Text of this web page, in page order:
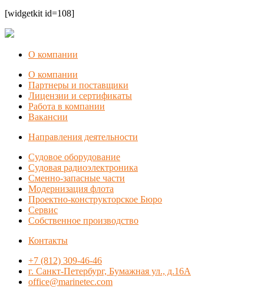
[widgetkit id=108]
О компании
О компании
Партнеры и поставщики
Лицензии и сертификаты
Работа в компании
Вакансии
Направления деятельности
Судовое оборудование
Судовая радиоэлектроника
Сменно-запасные части
Модернизация флота
Проектно-конструкторское Бюро
Сервис
Собственное производство
Контакты
+7 (812) 309-46-46
г. Санкт-Петербург, Бумажная ул., д.16А
office@marinetec.com